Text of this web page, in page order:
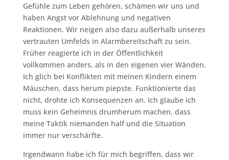
Gefühle zum Leben gehören, schämen wir uns und
haben Angst vor Ablehnung und negativen
Reaktionen. Wir neigen also dazu außerhalb unseres
vertrauten Umfelds in Alarmbereitschaft zu sein.
Früher reagierte ich in der Öffentlichkeit
vollkommen anders, als in den eigenen vier Wänden.
Ich glich bei Konflikten mit meinen Kindern einem
Mäuschen, dass herum piepste. Funktionierte das
nicht, drohte ich Konsequenzen an. Ich glaube ich
muss kein Geheimnis drumherum machen, dass
meine Taktik niemanden half und die Situation
immer nur verschärfte.
Irgendwann habe ich für mich begriffen, dass wir